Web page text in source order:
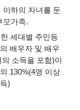
이하의 자녀를 둔
모가족.
세대별 주민등
배우자 및 배우
소득을 포함)이
130%(4명 이상
)